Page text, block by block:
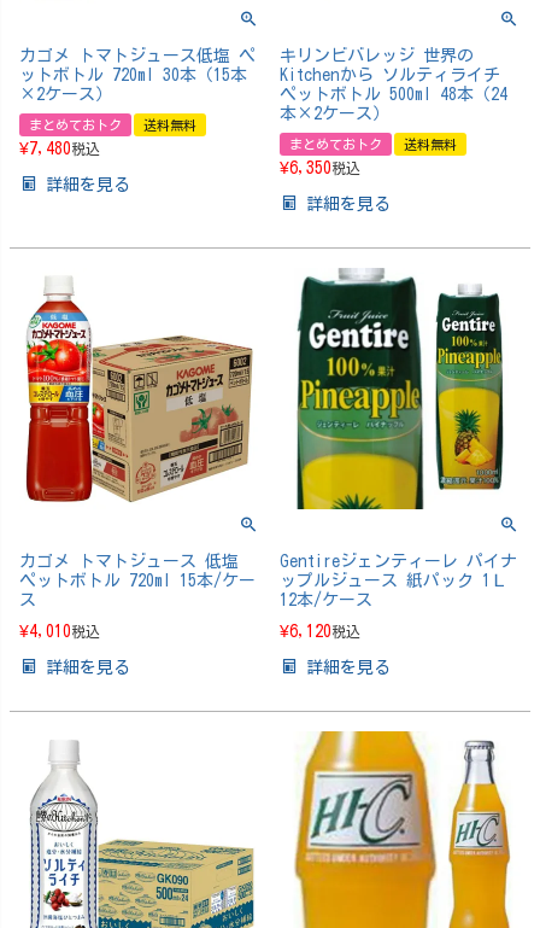
カゴメ トマトジュース低塩 ペ
ットボトル 720ml 30本（15本
×2ケース）
まとめておトク 送料無料
¥7,480税込
詳細を見る
キリンビバレッジ 世界の
Kitchenから ソルティライチ
ペットボトル 500ml 48本（24
本×2ケース）
まとめておトク 送料無料
¥6,350税込
詳細を見る
カゴメ トマトジュース 低塩
ペットボトル 720ml 15本/ケー
ス
¥4,010税込
詳細を見る
Gentireジェンティーレ パイナ
ップルジュース 紙パック 1Ｌ
12本/ケース
¥6,120税込
詳細を見る